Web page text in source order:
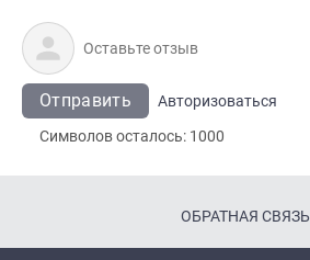
Отправить
Авторизоваться
Символов осталось: 1000
ОБРАТНАЯ СВЯЗЬ